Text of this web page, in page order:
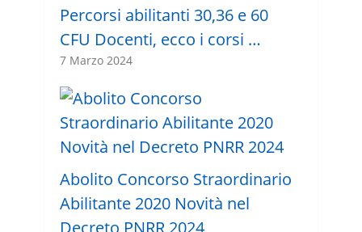
Percorsi abilitanti 30,36 e 60
CFU Docenti, ecco i corsi …
7 Marzo 2024
Abolito Concorso Straordinario
Abilitante 2020 Novità nel
Decreto PNRR 2024